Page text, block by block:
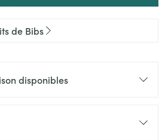
de Bibs
disponibles